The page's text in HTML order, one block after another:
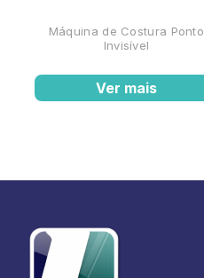
Máquina de Costura Ponto
Invisível
Ver mais